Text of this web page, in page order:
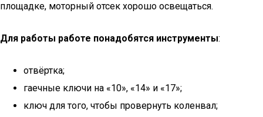
площадке, моторный отсек хорошо освещаться.
Для работы работе понадобятся инструменты:
отвёртка;
гаечные ключи на «10», «14» и «17»;
ключ для того, чтобы провернуть коленвал;